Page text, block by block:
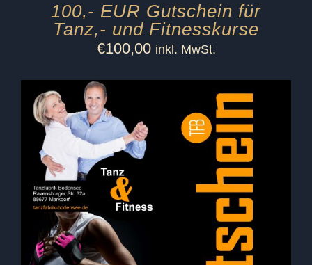
100,- EUR Gutschein für
Tanz,- und Fitnesskurse
€100,00 inkl. MwSt.